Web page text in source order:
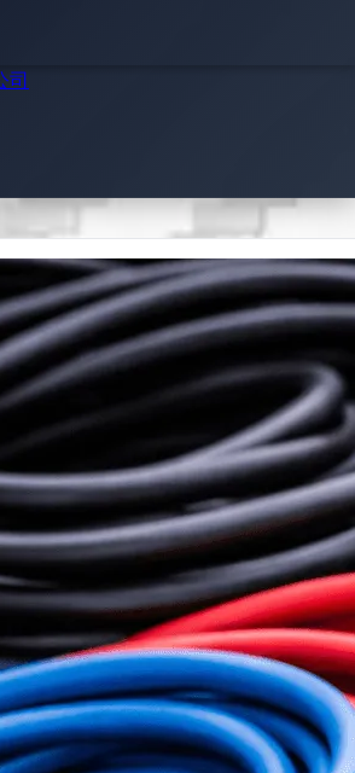
司